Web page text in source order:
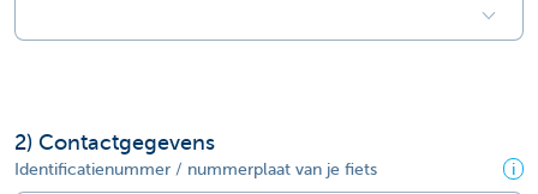
2) Contactgegevens
Identificatienummer / nummerplaat van je fiets i